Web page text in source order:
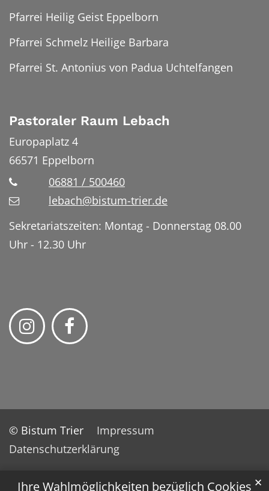
Ihre Wahlmöglichkeiten bezüglich Cookies ✕
Pfarrei Heilig Geist Eppelborn
Pfarrei Schmelz Heilige Barbara
Pfarrei St. Antonius von Padua Uchtelfangen
Pastoraler Raum Lebach
Europaplatz 4
66571 Eppelborn
06881 / 500460
lebach@bistum-trier.de
Sekretariatszeiten: Montag - Donnerstag 08.00
Uhr - 12.30 Uhr
© Bistum Trier
Impressum
Datenschutzerklärung